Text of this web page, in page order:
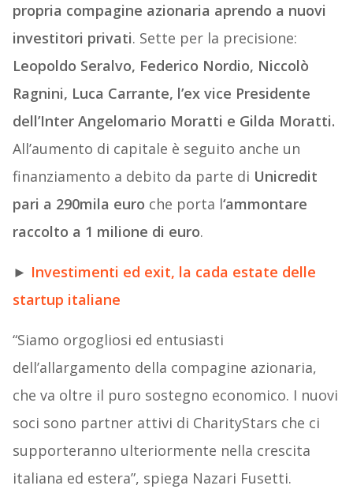
propria compagine azionaria aprendo a nuovi
investitori privati. Sette per la precisione:
Leopoldo Seralvo, Federico Nordio, Niccolò
Ragnini, Luca Carrante, l’ex vice Presidente
dell’Inter Angelomario Moratti e Gilda Moratti.
All’aumento di capitale è seguito anche un
finanziamento a debito da parte di Unicredit
pari a 290mila euro che porta l‘ammontare
raccolto a 1 milione di euro.
► Investimenti ed exit, la cada estate delle
startup italiane
“Siamo orgogliosi ed entusiasti
dell’allargamento della compagine azionaria,
che va oltre il puro sostegno economico. I nuovi
soci sono partner attivi di CharityStars che ci
supporteranno ulteriormente nella crescita
italiana ed estera”, spiega Nazari Fusetti.